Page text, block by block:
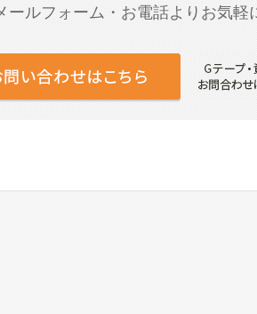
ールフォーム・お電話よりお気軽